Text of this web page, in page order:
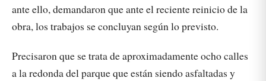
ante ello, demandaron que ante el reciente reinicio de la
obra, los trabajos se concluyan según lo previsto.
Precisaron que se trata de aproximadamente ocho calles
a la redonda del parque que están siendo asfaltadas y